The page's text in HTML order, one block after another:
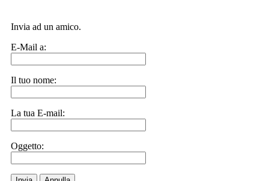
Invia ad un amico.
E-Mail a:
Il tuo nome:
La tua E-mail:
Oggetto: